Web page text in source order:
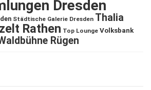
Dresden
Städtische Galerie Dresden Thalia
Rathen Top Lounge Volksbank
Rügen